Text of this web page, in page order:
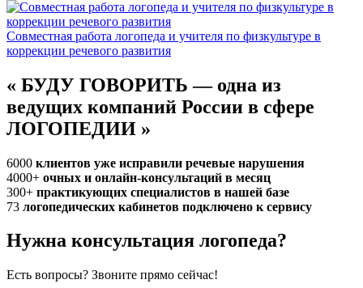
Совместная работа логопеда и учителя по физкультуре в
коррекции речевого развития
« БУДУ ГОВОРИТЬ — одна из
ведущих компаний России в сфере
ЛОГОПЕДИИ »
6000 клиентов уже исправили речевые нарушения
4000+ очных и онлайн-консультаций в месяц
300+ практикующих специалистов в нашей базе
73 логопедических кабинетов подключено к сервису
Нужна консультация логопеда?
Есть вопросы? Звоните прямо сейчас!